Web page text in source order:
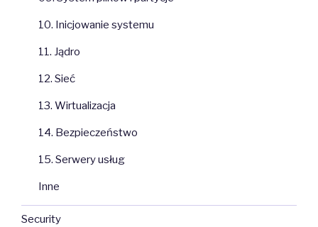
10. Inicjowanie systemu
11. Jądro
12. Sieć
13. Wirtualizacja
14. Bezpieczeństwo
15. Serwery usług
Inne
Security